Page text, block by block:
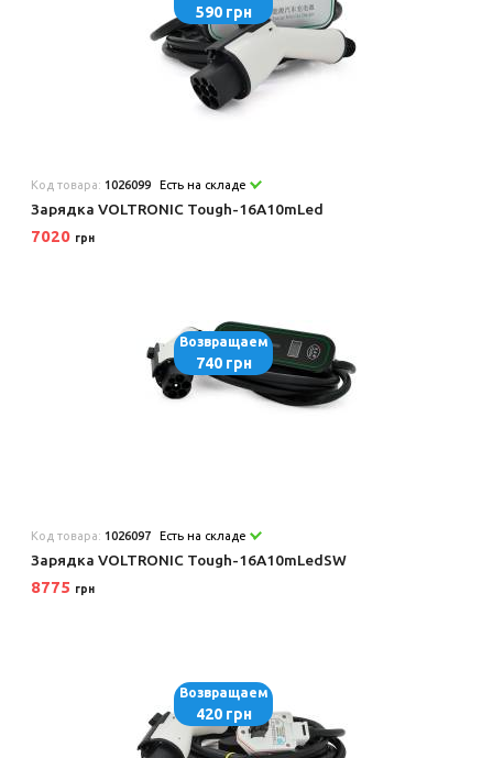
590 грн
Код товара: 1026099 Есть на складе
Зарядка VOLTRONIC Tough-16A10mLed
7020 грн
Возвращаем
740 грн
Код товара: 1026097 Есть на складе
Зарядка VOLTRONIC Tough-16A10mLedSW
8775 грн
Возвращаем
420 грн